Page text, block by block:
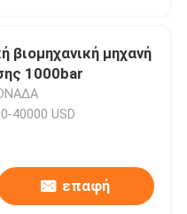
βιομηχανική μηχανή
1000bar
40000 USD
επαφή